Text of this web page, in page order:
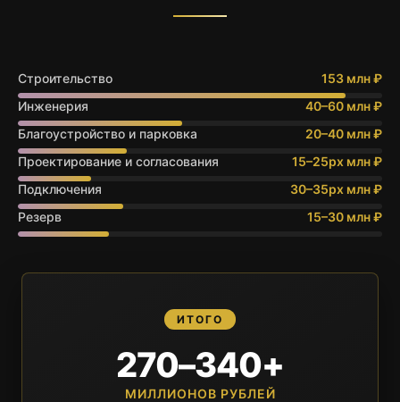
Строительство
153 млн ₽
Инженерия
40–60 млн ₽
Благоустройство и парковка
20–40 млн ₽
Проектирование и согласования
15–25px млн ₽
Подключения
30–35px млн ₽
Резерв
15–30 млн ₽
ИТОГО
270–340+
МИЛЛИОНОВ РУБЛЕЙ